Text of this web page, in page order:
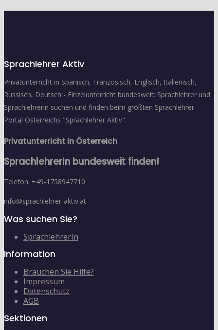
Sprachlehrer Aktiv
Privatunterricht in Spanisch, Französisch, Englisch, Italienisch,
Russisch, Deutsch - Einzelunterricht bundesweit: Sprachlehrer und
Sprachlehrerin suchen und finden beim größten Sprachlehrer-
Portal Österreichs "Sprachlehrer Aktiv".
Privatunterricht in Österreich
SprachlehrerIn bundesweit finden!
Telefon: +49-1758947710
info@sprachlehrer-aktiv.at
Was suchen Sie?
SprachlehrerIn
Information
Brauchen Sie Hilfe?
Impressum
Datenschutz
AGB
Sektionen